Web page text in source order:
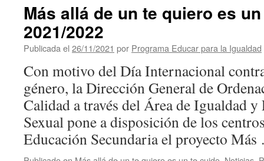
Más allá de un te quiero es
2021/2022
Publicada el 26/11/2021 por Programa Educar para la Igualdad
Con motivo del Día Internacional
género, la Dirección General de
Calidad a través del Área de Igualdad
Sexual pone a disposición de los
Educación Secundaria el proyecto